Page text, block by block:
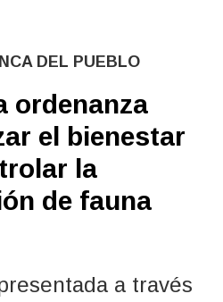
DEL PUEBLO
ordenanza
el bienestar
la
de fauna
a través